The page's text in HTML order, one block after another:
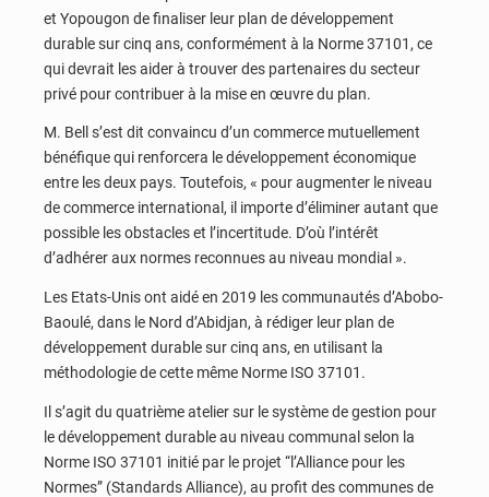
et Yopougon de finaliser leur plan de développement
durable sur cinq ans, conformément à la Norme 37101, ce
qui devrait les aider à trouver des partenaires du secteur
privé pour contribuer à la mise en œuvre du plan.
M. Bell s’est dit convaincu d’un commerce mutuellement
bénéfique qui renforcera le développement économique
entre les deux pays. Toutefois, « pour augmenter le niveau
de commerce international, il importe d’éliminer autant que
possible les obstacles et l’incertitude. D’où l’intérêt
d’adhérer aux normes reconnues au niveau mondial ».
Les Etats-Unis ont aidé en 2019 les communautés d’Abobo-
Baoulé, dans le Nord d’Abidjan, à rédiger leur plan de
développement durable sur cinq ans, en utilisant la
méthodologie de cette même Norme ISO 37101.
Il s’agit du quatrième atelier sur le système de gestion pour
le développement durable au niveau communal selon la
Norme ISO 37101 initié par le projet “l’Alliance pour les
Normes” (Standards Alliance), au profit des communes de